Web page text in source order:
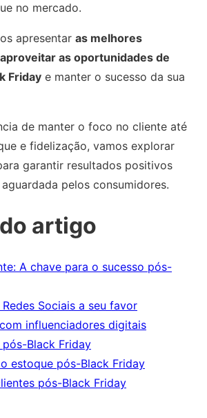
no mercado.
apresentar as melhores
as oportunidades de
Friday e manter o sucesso da sua
de manter o foco no cliente até
e fidelização, vamos explorar
garantir resultados positivos
pelos consumidores.
artigo
A chave para o sucesso pós-
Sociais a seu favor
influenciadores digitais
Black Friday
estoque pós-Black Friday
pós-Black Friday